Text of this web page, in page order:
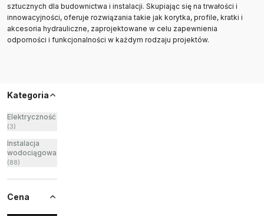
sztucznych dla budownictwa i instalacji. Skupiając się na trwałości i
innowacyjności, oferuje rozwiązania takie jak korytka, profile, kratki i
akcesoria hydrauliczne, zaprojektowane w celu zapewnienia
odporności i funkcjonalności w każdym rodzaju projektów.
Kategoria
Elektryczność
(3)
Instalacja
wodociągowa
(88)
Cena